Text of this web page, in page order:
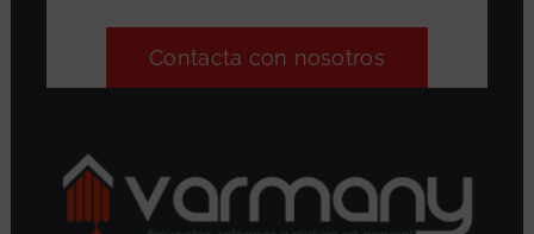
Contacta con nosotros